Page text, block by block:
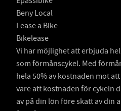
Beny Local
Lease a Bike
Bikelease
Vi har möjlighet att erbjuda
som förmånscykel. Med
hela 50% av kostnaden mot
vare att kostnaden för cykeln
av på din lön före skatt av din